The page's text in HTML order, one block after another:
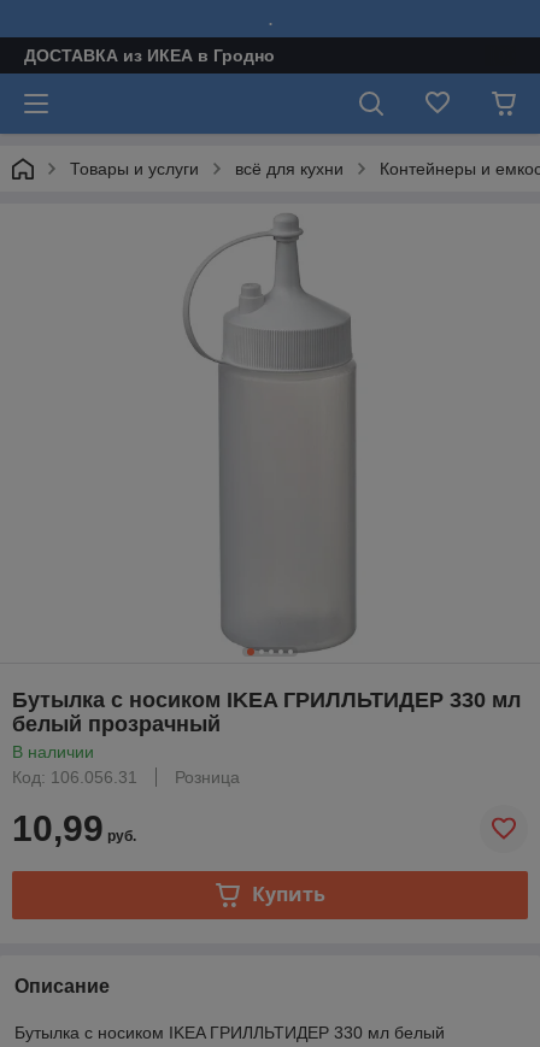
.
ДОСТАВКА из ИКЕА в Гродно
Товары и услуги всё для кухни Контейнеры и
Бутылка с носиком IKEA ГРИЛЛЬТИДЕР 330 мл
белый прозрачный
В наличии
Код: 106.056.31
Розница
10,99 руб.
Купить
Описание
Бутылка с носиком IKEA ГРИЛЛЬТИДЕР 330 мл белый